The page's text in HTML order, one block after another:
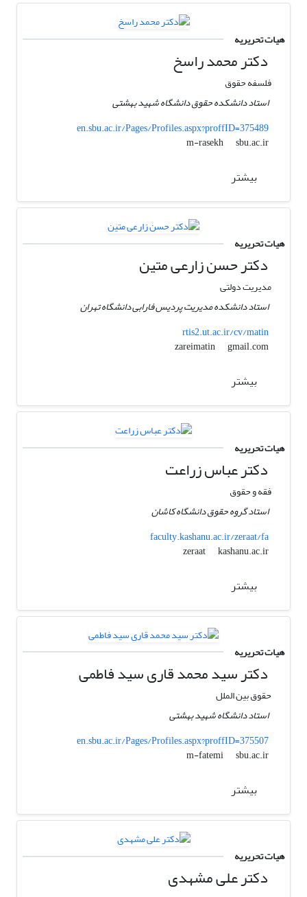
هیات تحریریه
دکتر محمد راسخ
فلسفه حقوق
استاد دانشکده حقوق دانشگاه شهید بهشتی
en.sbu.ac.ir/Pages/Profiles.aspx?proffID=375489
m-rasekh
sbu.ac.ir
بیشتر
هیات تحریریه
دکتر حسن زارعی متین
مدیریت دولتی
استاد دانشکده مدیریت پردیس فارابی دانشگاه تهران
rtis2.ut.ac.ir/cv/matin
zareimatin
gmail.com
بیشتر
هیات تحریریه
دکتر عباس زراعت
فقه و حقوق
استاد گروه حقوق دانشگاه کاشان
faculty.kashanu.ac.ir/zeraat/fa
zeraat
kashanu.ac.ir
بیشتر
هیات تحریریه
دکتر سید محمد قاری سید فاطمی
حقوق بین الملل
استاد دانشگاه شهید بهشتی
en.sbu.ac.ir/Pages/Profiles.aspx?proffID=375507
m-fatemi
sbu.ac.ir
بیشتر
هیات تحریریه
دکتر علی مشهدی